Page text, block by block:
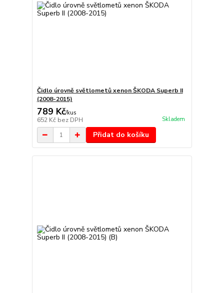
Čidlo úrovně světlometů xenon ŠKODA Superb II
(2008-2015)
789 Kč/kus
652 Kč bez DPH Skladem
Přidat do košíku